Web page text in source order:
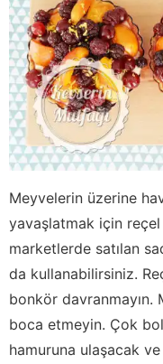
Meyvelerin üzerine
yavaşlatmak için
marketlerde satılan
da kullanabilirsiniz.
bonkör davranmayın.
boca etmeyin. Çok
hamuruna ulaşacak